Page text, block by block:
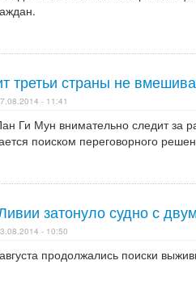
третьи страны не
- 11:41
Ги Мун внимательно следит за
поиском переговорного
затонуло судно с
- 10:50
продолжались поиски